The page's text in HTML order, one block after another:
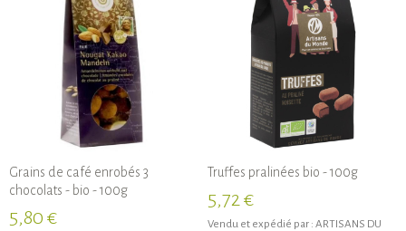
Grains de café enrobés 3
chocolats - bio - 100g
5,80 €
Truffes pralinées bio - 100g
5,72 €
Vendu et expédié par : ARTISANS DU